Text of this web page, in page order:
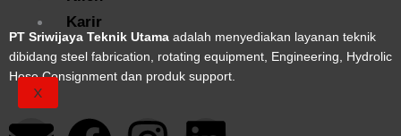
Karir
X
PT Sriwijaya Teknik Utama adalah menyediakan layanan teknik
dibidang steel fabrication, rotating equipment, Engineering, Hydrolic
Hose Consignment dan produk support.